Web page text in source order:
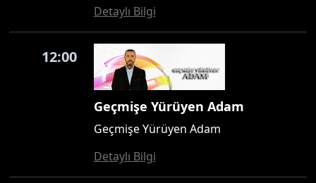
Detaylı Bilgi
12:00
Geçmişe Yürüyen Adam
Geçmişe Yürüyen Adam
Detaylı Bilgi